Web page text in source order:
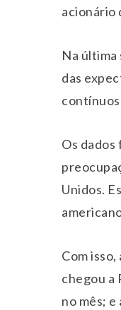
acionário
Na última
das
Os dados
Unidos.
Com
chegou a
no mês;